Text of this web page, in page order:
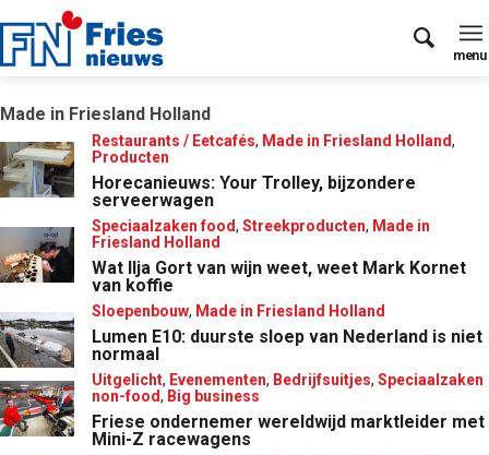
Made in Friesland Holland
Horecanieuws: Your Trolley, bijzondere
serveerwagen
Restaurants / Eetcafés, Made in Friesland Holland,
Producten
Wat Ilja Gort van wijn weet, weet Mark Kornet
van koffie
Speciaalzaken food, Streekproducten, Made in
Friesland Holland
Lumen E10: duurste sloep van Nederland is niet
normaal
Sloepenbouw, Made in Friesland Holland
Friese ondernemer wereldwijd marktleider met
Mini-Z racewagens
Uitgelicht, Evenementen, Bedrijfsuitjes, Speciaalzaken
non-food, Big business